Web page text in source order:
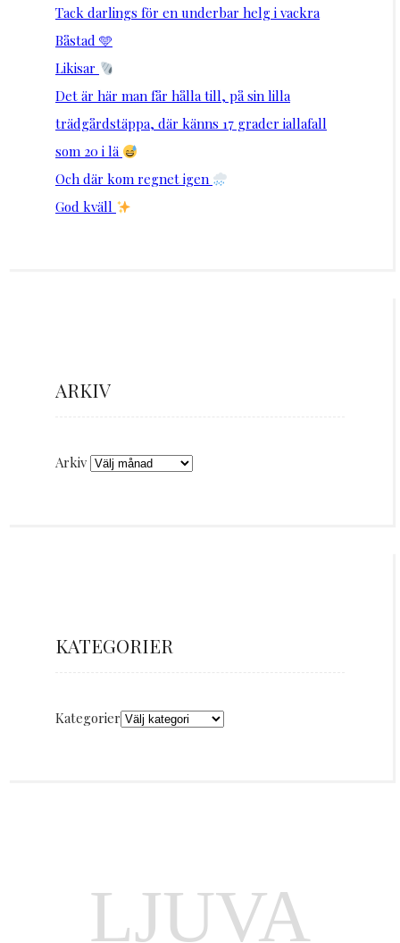
Tack darlings för en underbar helg i vackra
Båstad 🩵
Likisar
Det är här man får hålla till, på sin lilla
trädgårdstäppa, där känns 17 grader iallafall
som 20 i lä
Och där kom regnet igen
God kväll
ARKIV
Arkiv
KATEGORIER
Kategorier
LJUVA